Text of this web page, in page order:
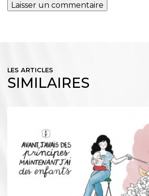
LES ARTICLES
SIMILAIRES